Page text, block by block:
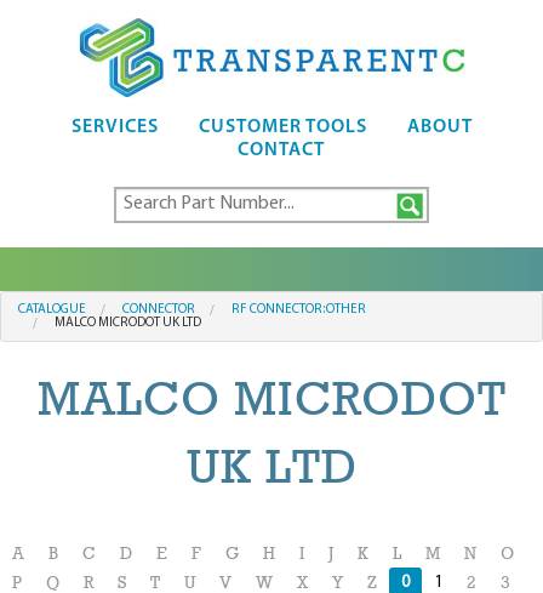
SERVICES CUSTOMER TOOLS
ABOUT
CONTACT
CATALOGUE CONNECTOR
RF CONNECTOR:OTHER
MALCO MICRODOT UK LTD
MALCO MICRODOT
UK LTD
A B C D E F G H I K L M N
O
P
Q R S T U V W X Y Z 0 1 2
3